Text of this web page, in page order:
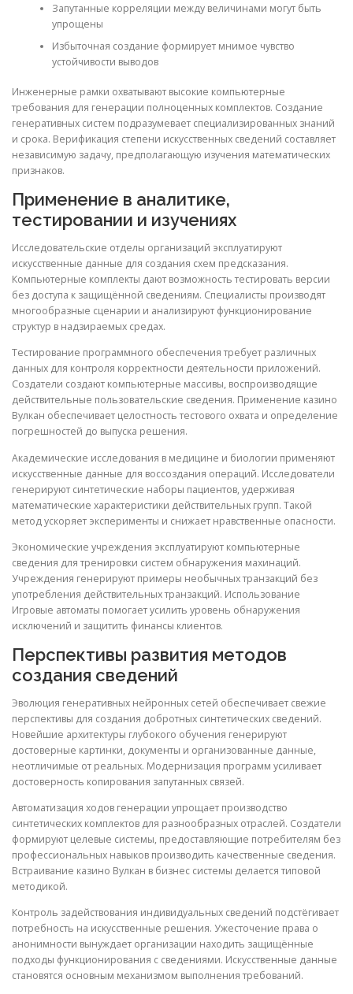
Запутанные корреляции между величинами могут быть
упрощены
Избыточная создание формирует мнимое чувство
устойчивости выводов
Инженерные рамки охватывают высокие компьютерные
требования для генерации полноценных комплектов. Создание
генеративных систем подразумевает специализированных знаний
и срока. Верификация степени искусственных сведений составляет
независимую задачу, предполагающую изучения математических
признаков.
Применение в аналитике,
тестировании и изучениях
Исследовательские отделы организаций эксплуатируют
искусственные данные для создания схем предсказания.
Компьютерные комплекты дают возможность тестировать версии
без доступа к защищённой сведениям. Специалисты производят
многообразные сценарии и анализируют функционирование
структур в надзираемых средах.
Тестирование программного обеспечения требует различных
данных для контроля корректности деятельности приложений.
Создатели создают компьютерные массивы, воспроизводящие
действительные пользовательские сведения. Применение казино
Вулкан обеспечивает целостность тестового охвата и определение
погрешностей до выпуска решения.
Академические исследования в медицине и биологии применяют
искусственные данные для воссоздания операций. Исследователи
генерируют синтетические наборы пациентов, удерживая
математические характеристики действительных групп. Такой
метод ускоряет эксперименты и снижает нравственные опасности.
Экономические учреждения эксплуатируют компьютерные
сведения для тренировки систем обнаружения махинаций.
Учреждения генерируют примеры необычных транзакций без
употребления действительных транзакций. Использование
Игровые автоматы помогает усилить уровень обнаружения
исключений и защитить финансы клиентов.
Перспективы развития методов
создания сведений
Эволюция генеративных нейронных сетей обеспечивает свежие
перспективы для создания добротных синтетических сведений.
Новейшие архитектуры глубокого обучения генерируют
достоверные картинки, документы и организованные данные,
неотличимые от реальных. Модернизация программ усиливает
достоверность копирования запутанных связей.
Автоматизация ходов генерации упрощает производство
синтетических комплектов для разнообразных отраслей. Создатели
формируют целевые системы, предоставляющие потребителям без
профессиональных навыков производить качественные сведения.
Встраивание казино Вулкан в бизнес системы делается типовой
методикой.
Контроль задействования индивидуальных сведений подстёгивает
потребность на искусственные решения. Ужесточение права о
анонимности вынуждает организации находить защищённые
подходы функционирования с сведениями. Искусственные данные
становятся основным механизмом выполнения требований.